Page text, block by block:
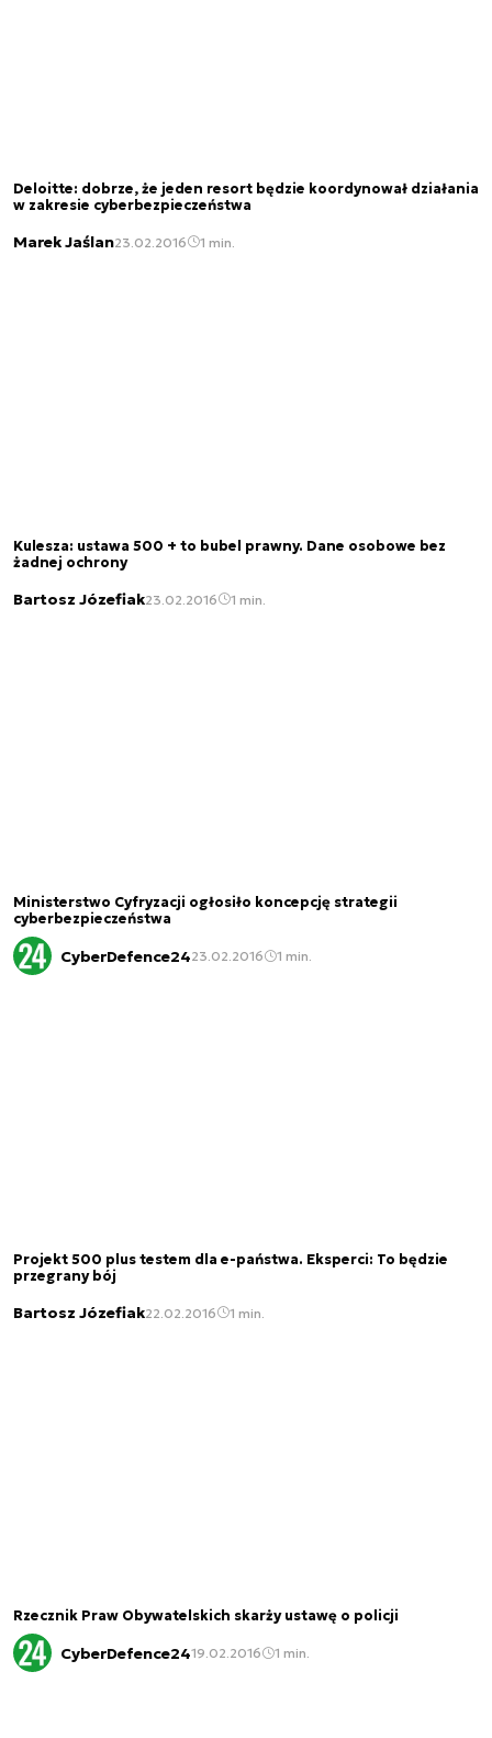
Deloitte: dobrze, że jeden resort będzie koordynował działania
w zakresie cyberbezpieczeństwa
Marek Jaślan23.02.2016 1 min.
Kulesza: ustawa 500 + to bubel prawny. Dane osobowe bez
żadnej ochrony
Bartosz Józefiak23.02.2016 1 min.
Ministerstwo Cyfryzacji ogłosiło koncepcję strategii
cyberbezpieczeństwa
CyberDefence2423.02.2016 1 min.
Projekt 500 plus testem dla e-państwa. Eksperci: To będzie
przegrany bój
Bartosz Józefiak22.02.2016 1 min.
Rzecznik Praw Obywatelskich skarży ustawę o policji
CyberDefence2419.02.2016 1 min.